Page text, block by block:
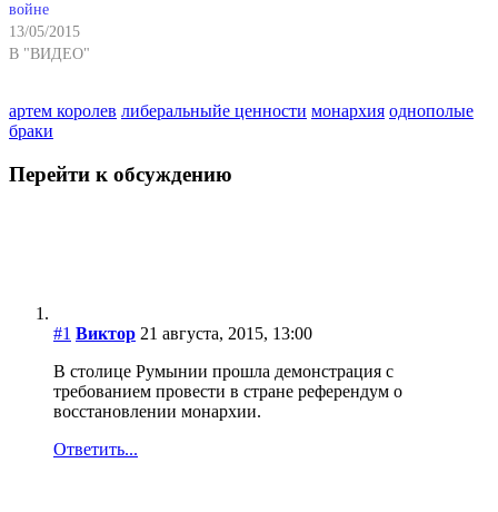
войне
13/05/2015
В "ВИДЕО"
артем королев либеральныйе ценности монархия однополые
браки
Перейти к обсуждению
#1 Виктор 21 августа, 2015, 13:00
В столице Румынии прошла демонстрация с
требованием провести в стране референдум о
восстановлении монархии.
Ответить...